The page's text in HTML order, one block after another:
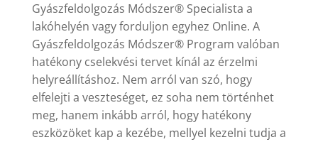
Gyászfeldolgozás Módszer® Specialista a
lakóhelyén vagy forduljon egyhez Online. A
Gyászfeldolgozás Módszer® Program valóban
hatékony cselekvési tervet kínál az érzelmi
helyreállításhoz. Nem arról van szó, hogy
elfelejti a veszteséget, ez soha nem történhet
meg, hanem inkább arról, hogy hatékony
eszközöket kap a kezébe, mellyel kezelni tudja a